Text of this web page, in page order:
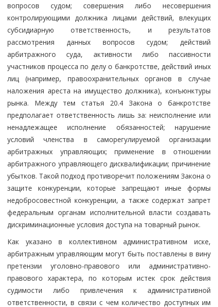
вопросов судом; совершения либо несовершения
контролирующими должника лицами действий, влекущих
субсидиарную ответственность, и результатов
рассмотрения данных вопросов судом; действий
арбитражного суда, активности либо пассивности
участников процесса по делу о банкротстве, действий иных
лиц (например, правоохранительных органов в случае
наложения ареста на имущество должника), конъюнктуры
рынка. Между тем статья 20.4 Закона о банкротстве
предполагает ответственность лишь за: неисполнение или
ненадлежащее исполнение обязанностей; нарушение
условий членства в саморегулируемой организации
арбитражных управляющих; применение в отношении
арбитражного управляющего дисквалификации; причинение
убытков. Такой подход противоречит положениям Закона о
защите конкуренции, которые запрещают иные формы
недобросовестной конкуренции, а также содержат запрет
федеральным органам исполнительной власти создавать
дискриминационные условия доступа на товарный рынок.
Как указано в коллективном административном иске,
арбитражным управляющим могут быть поставлены в вину
претензии уголовно-правового или административно-
правового характера, по которым истек срок действия
судимости либо привлечения к административной
ответственности, в связи с чем количество доступных им